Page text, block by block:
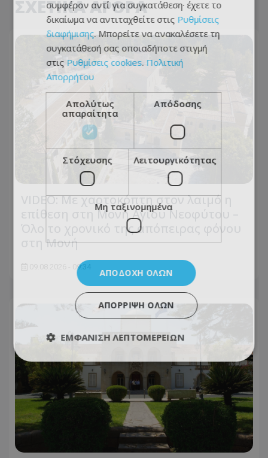
ΣΧΕΤΙΚΑ ΑΡΘΡΑ
VIDEO: Με χαρτοκόπτη στον λαιμό η
επίθεση στη Μονή Αγίου Νεοφύτου –
Όλο το χρονικό της απόπειρας φόνου
στη Μονή
09.08.2026 - 09:34
συμφέρον αντί για συγκατάθεση· έχετε το
δικαίωμα να αντιταχθείτε στις Ρυθμίσεις
διαφήμισης. Μπορείτε να ανακαλέσετε τη
συγκατάθεσή σας οποιαδήποτε στιγμή
στις Ρυθμίσεις cookies. Πολιτική
Απορρήτου
Απολύτως
απαραίτητα
Απόδοσης
Στόχευσης Λειτουργικότητας
Μη ταξινομημένα
ΑΠΟΔΟΧΉ ΌΛΩΝ
ΑΠΌΡΡΙΨΗ ΌΛΩΝ
ΕΜΦΆΝΙΣΗ ΛΕΠΤΟΜΕΡΕΙΏΝ